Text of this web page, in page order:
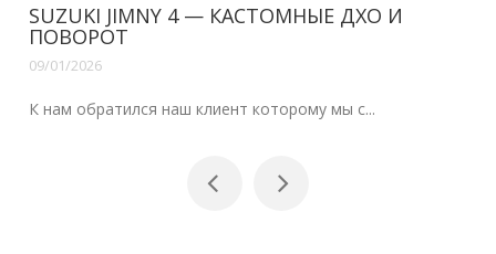
SUZUKI JIMNY 4 — КАСТОМНЫЕ ДХО И
ПОВОРОТ
09/01/2026
К нам обратился наш клиент которому мы с...